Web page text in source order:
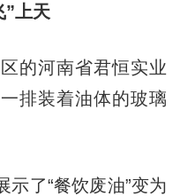
上天
河南省君恒实业
排装着油体的玻璃
了“餐饮废油”变为